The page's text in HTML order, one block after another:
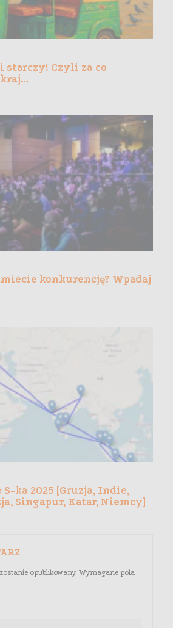
starczy! Czyli za co
konkurencję? Wpadaj
ka 2025 [Gruzja, Indie,
Singapur, Katar, Niemcy]
opublikowany. Wymagane pola